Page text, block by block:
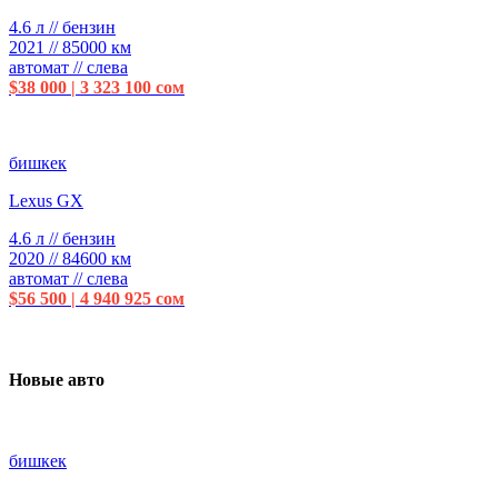
4.6 л // бензин
2021 // 85000 км
автомат // слева
$38 000 | 3 323 100 сом
бишкек
Lexus GX
4.6 л // бензин
2020 // 84600 км
автомат // слева
$56 500 | 4 940 925 сом
Новые авто
бишкек